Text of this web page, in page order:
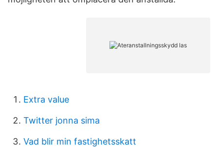
Extra value
Twitter jonna sima
Vad blir min fastighetsskatt